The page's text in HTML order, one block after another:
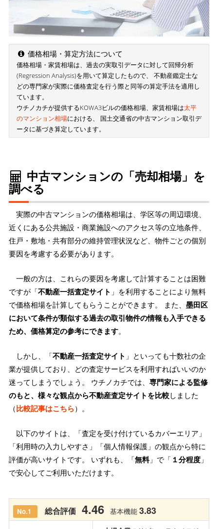
価格相場・算定方法について
価格相場・家賃相場は、過去の実取引データに対して回帰分析
(Regression Analysis)を用いて算定したもので、 不動産鑑定士な
どの専門家が実際に価格査定を行う際と同等の算定手法を適用し
ています。
ウチノカチが提供するKOWA3ビルの価格相場、家賃相場は太平
のマンション相場における、 国土交通省の中古マンション取引デ
ータに基づき算定しています。
中古マンションの「売却相場」を
調べる
実際の中古マンションの価格相場は、学区等の周辺環境、
近くにある公共施設・商業施設へのアクセス等の立地条件、
住戸・敷地・共有部分の維持管理状況など、物件ごとの個別
要因を考慮する必要があります。
一般の方は、これらの要因を考慮して計算することは困難
ですが「不動産一括査定サイト 」を利用することにより無料
で価格相場を計算してもらうことができます。 また、 墨田区
において条件が類似する過去の取引物件の情報も入手できる
ため、価格算定の参考にできます。
しかし、「不動産一括査定サイト 」といっても十数社の企
業が提供しており、どの査定サービスを利用すればいいのか
迷ってしまうでしょう。 ウチノカチでは、 専門家による監修
のもと、様々な観点から不動産査定サイトを比較しました
（比較記事はこちら）。
以下のサイトは、「査定を受け付けているカバーエリア」
「利用時の入力しやすさ」「個人情報保護」の観点から特に
評価が高いサイトです。 いずれも、「無料」で「 １分程度 」
で安心してご利用いただけます。